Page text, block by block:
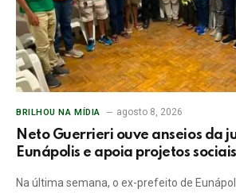
BRILHOU NA MÍDIA agosto 8, 2026
Neto Guerrieri ouve anseios da
Eunápolis e apoia projetos sociais
Na última semana, o ex-prefeito de